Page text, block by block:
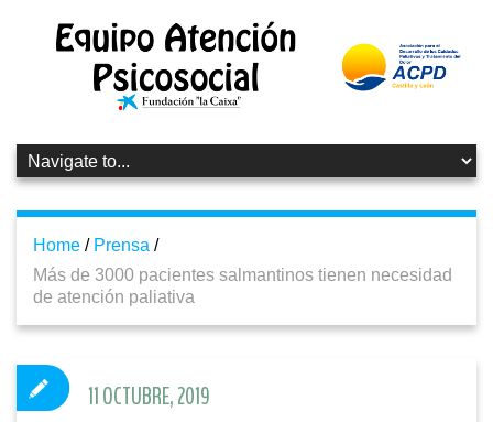
Home / Prensa /
Más de 3000 pacientes salmantinos tienen necesidad
de atención paliativa
11 OCTUBRE, 2019